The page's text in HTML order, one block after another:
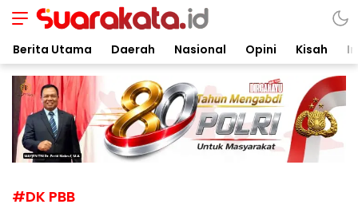
Suarakata.id
Kata Bicara Suara Bergerak
Berita Utama Daerah Nasional Opini Kisah
#DK PBB